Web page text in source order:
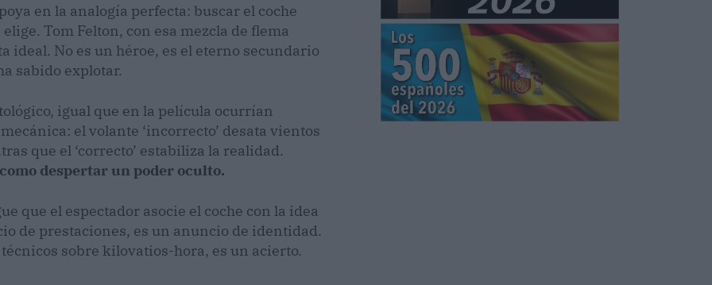
en la analogía perfecta: buscar el coche
Tom Felton, con esa mezcla de flema
No es un héroe, es el eterno secundario
sabido explotar.
igual que en la película ocurrían
el volante ‘incorrecto’ desata vientos
que el ‘correcto’ estabiliza la realidad.
despertar un poder oculto.
que el espectador asocie el coche con la idea
de prestaciones, es un anuncio de identidad.
sobre kilovatios-hora, es un acierto.